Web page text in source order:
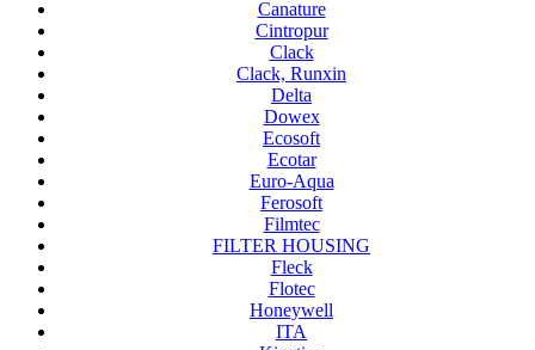
Canature
Cintropur
Clack
Clack, Runxin
Delta
Dowex
Ecosoft
Ecotar
Euro-Aqua
Ferosoft
Filmtec
FILTER HOUSING
Fleck
Flotec
Honeywell
ITA